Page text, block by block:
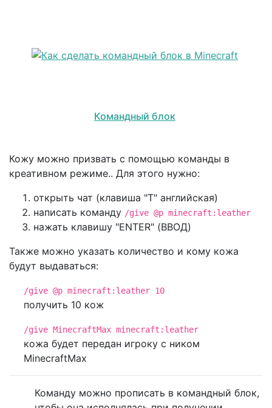
Командный блок
Кожу можно призвать с помощью команды в
креативном режиме.. Для этого нужно:
открыть чат (клавиша "T" английская)
написать команду /give @p minecraft:leather
нажать клавишу "ENTER" (ВВОД)
Также можно указать количество и кому кожа
будут выдаваться:
/give @p minecraft:leather 10
получить 10 кож
/give MinecraftMax minecraft:leather
кожа будет передан игроку с ником
MinecraftMax
Команду можно прописать в командный блок,